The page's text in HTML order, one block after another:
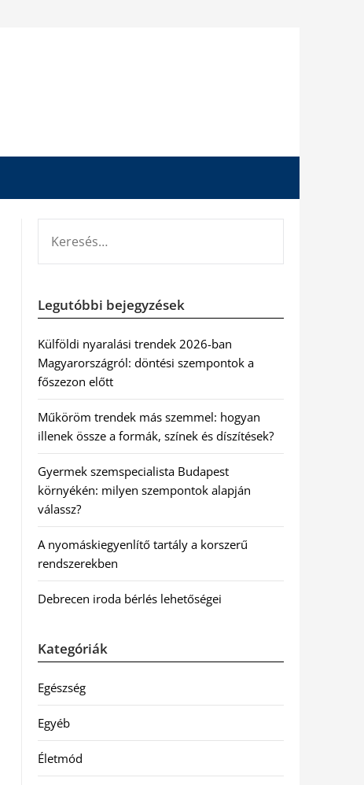
Legutóbbi bejegyzések
Külföldi nyaralási trendek 2026-ban
Magyarországról: döntési szempontok a
főszezon előtt
Műköröm trendek más szemmel: hogyan
illenek össze a formák, színek és díszítések?
Gyermek szemspecialista Budapest
környékén: milyen szempontok alapján
válassz?
A nyomáskiegyenlítő tartály a korszerű
rendszerekben
Debrecen iroda bérlés lehetőségei
Kategóriák
Egészség
Egyéb
Életmód